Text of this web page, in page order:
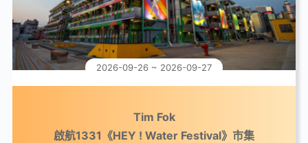
2026-09-26 ~ 2026-09-27
Tim Fok
啟航1331《HEY ! Water Festival》市集